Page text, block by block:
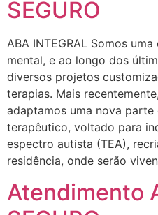
SEGURO
ABA INTEGRAL Somos
mental, e ao longo dos
diversos projetos
terapias. Mais
adaptamos uma nova parte
terapêutico, voltado para
espectro autista (TEA),
residência, onde serão
Atendimento